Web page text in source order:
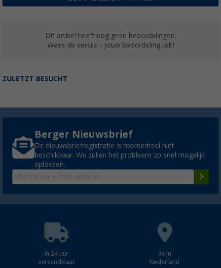
Dit artikel heeft nog geen beoordelingen.
Wees de eerste – jouw beoordeling telt!
ZULETZT BESUCHT
Berger Nieuwsbrief
De nieuwsbriefregistratie is momenteel niet
beschikbaar. We zullen het probleem zo snel mogelijk
oplossen.
In 24 uur
verzendklaar
3x in
Nederland